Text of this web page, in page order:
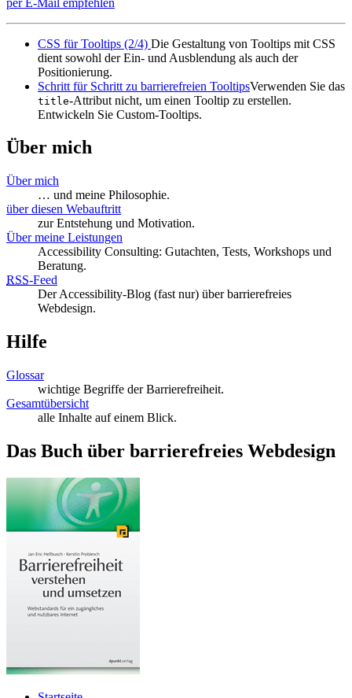
CSS für Tooltips (2/4) Die Gestaltung von Tooltips mit CSS
dient sowohl der Ein- und Ausblendung als auch der
Positionierung.
Schritt für Schritt zu barrierefreien TooltipsVerwenden Sie das
title-Attribut nicht, um einen Tooltip zu erstellen.
Entwickeln Sie Custom-Tooltips.
Über mich
Über mich
… und meine Philosophie.
über diesen Webauftritt
zur Entstehung und Motivation.
Über meine Leistungen
Accessibility Consulting: Gutachten, Tests, Workshops und
Beratung.
RSS-Feed
Der Accessibility-Blog (fast nur) über barrierefreies
Webdesign.
Hilfe
Glossar
wichtige Begriffe der Barrierefreiheit.
Gesamtübersicht
alle Inhalte auf einem Blick.
Das Buch über barrierefreies Webdesign